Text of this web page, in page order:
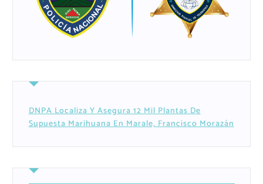
DNPA Localiza Y Asegura 12 Mil Plantas De
Supuesta Marihuana En Marale, Francisco Morazán